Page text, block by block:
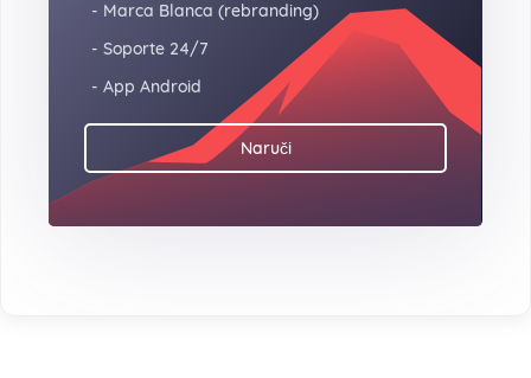
- Marca Blanca (rebranding)
- Soporte 24/7
- App Android
Naruči